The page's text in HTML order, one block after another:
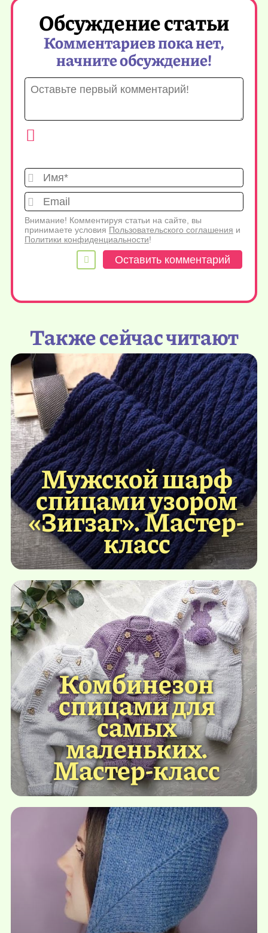
Обсуждение статьи
Комментариев пока нет,
начните обсуждение!
Имя*
Внимание! Комментируя статьи на сайте, вы
принимаете условия Пользовательского соглашения и
Политики конфиденциальности!
Также сейчас читают
Мужской шарф
спицами узором
«Зигзаг». Мастер-
класс
Комбинезон
спицами для
самых
маленьких.
Мастер-класс